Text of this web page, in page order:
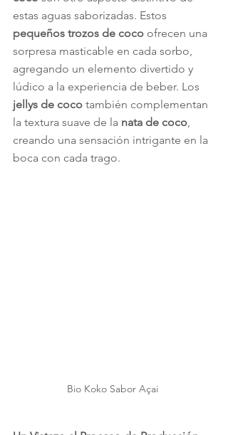
estas aguas saborizadas. Estos
pequeños trozos de coco ofrecen una
sorpresa masticable en cada sorbo,
agregando un elemento divertido y
lúdico a la experiencia de beber. Los
jellys de coco también complementan
la textura suave de la nata de coco
creando una sensación intrigante en la
boca con cada trago.
Bio Koko Sabor Açai